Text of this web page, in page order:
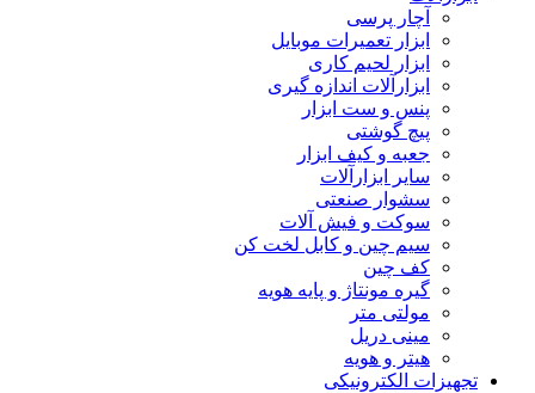
آچار پرسی
ابزار تعمیرات موبایل
ابزار لحیم کاری
ابزارآلات اندازه گیری
پنس و ست ابزار
پیچ گوشتی
جعبه و کیف ابزار
سایر ابزارآلات
سشوار صنعتی
سوکت و فیش آلات
سیم چین و کابل لخت کن
کف چین
گیره مونتاژ و پایه هویه
مولتی متر
مینی دریل
هیتر و هویه
تجهیزات الکترونیکی